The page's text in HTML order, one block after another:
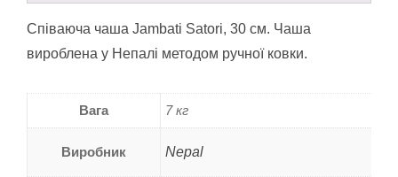
Співаюча чаша Jambati Satori, 30 см. Чаша
вироблена у Непалі методом ручної ковки.
Вага 7 кг
Виробник Nepal